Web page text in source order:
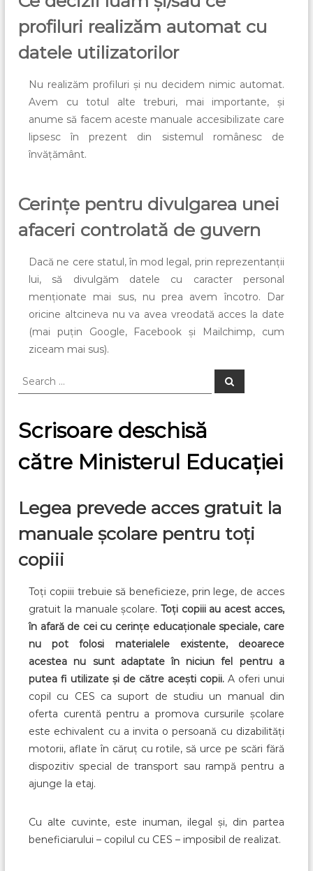
profiluri realizăm automat cu
datele utilizatorilor
Nu realizăm profiluri și nu decidem nimic automat.
Avem cu totul alte treburi, mai importante, și
anume să facem aceste manuale accesibilizate care
lipsesc în prezent din sistemul românesc de
învățământ.
Cerințe pentru divulgarea unei
afaceri controlată de guvern
Dacă ne cere statul, în mod legal, prin reprezentanții
lui, să divulgăm datele cu caracter personal
menționate mai sus, nu prea avem încotro. Dar
oricine altcineva nu va avea vreodată acces la date
(mai puțin Google, Facebook și Mailchimp, cum
ziceam mai sus).
S
c
f
S
e
Scrisoare deschisă
către Ministerul Educației
Legea prevede acces gratuit la
manuale școlare pentru toți
copiii
Toți copiii trebuie să beneficieze, prin lege, de acces
gratuit la manuale școlare. Toți copiii au acest acces,
în afară de cei cu cerințe educaționale speciale, care
nu pot folosi materialele existente, deoarece
acestea nu sunt adaptate în niciun fel pentru a
putea fi utilizate și de către acești copii. A oferi unui
copil cu CES ca suport de studiu un manual din
oferta curentă pentru a promova cursurile școlare
este echivalent cu a invita o persoană cu dizabilități
motorii, aflate în căruț cu rotile, să urce pe scări fără
dispozitiv special de transport sau rampă pentru a
ajunge la etaj.
Cu alte cuvinte, este inuman, ilegal și, din partea
beneficiarului – copilul cu CES – imposibil de realizat.